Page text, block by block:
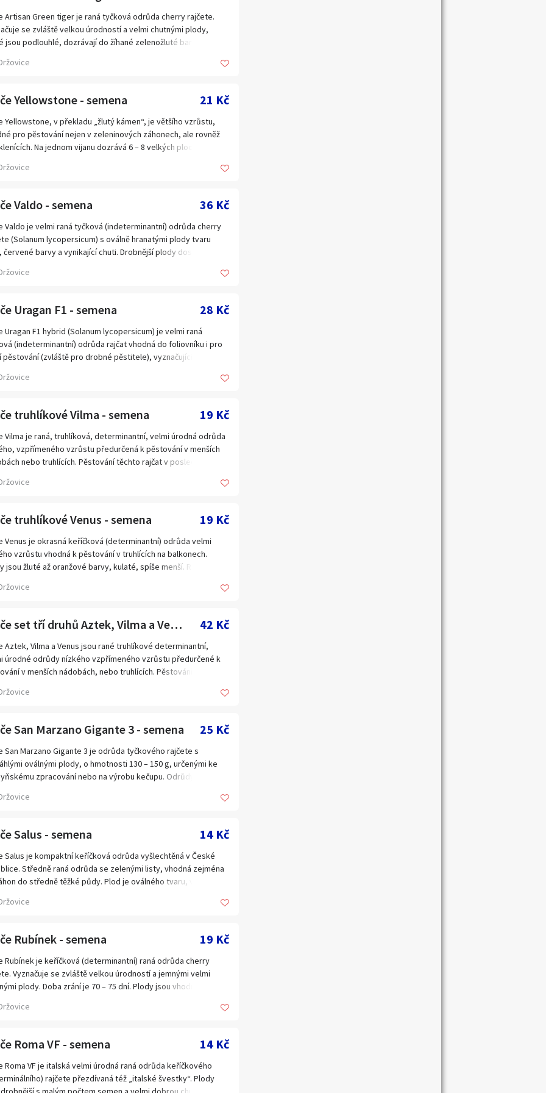
Artisan Green tiger je raná tyčková odrůda cherry rajčete.
se zvláště velkou úrodností a velmi chutnými plody,
jsou podlouhlé, dozrávají do žíhané zelenožluté barvy, dužina
je vynikající, šťavnatá, sladkokyselá. Doba zrání je 70 až 75
tak i ve sklenících. Plody jsou vhodné k přímé konzumaci
do salátů, na studené mísy. Balení obsahuje 10 semen za
Semena – neoseeds
Yellowstone - semena 21 Kč
Yellowstone, v překladu „žlutý kámen“, je většího vzrůstu,
pro pěstování nejen v zeleninových záhonech, ale rovněž
Na jednom vijanu dozrává 6 – 8 velkých plodů jasně
sendvičů, do omáček, kečupů a do všech italských
obsahuje 30 semen za 21 Kč. Semena – neoseeds
Valdo - semena 36 Kč
Valdo je velmi raná tyčková (indeterminantní) odrůda cherry
(Solanum lycopersicum) s oválně hranatými plody tvaru
červené barvy a vynikající chuti. Drobnější plody dosahují
je řídké, rajče je vhodné pro skleníky, fóliovníky i na pole.
1 x týdně velkou dávkou vody. Při rychlení intenzivně
Použití: Vhodné pro přímý konzum i krátkodobé
Balení obsahuje 10 semen za 36 Kč. Semena –
Uragan F1 - semena 28 Kč
Uragan F1 hybrid (Solanum lycopersicum) je velmi raná
(indeterminantní) odrůda rajčat vhodná do foliovníku i pro
pěstování (zvláště pro drobné pěstitele), vyznačující se
konzumu, do salátů, na přízdobu pokrmů i na
– neoseeds
truhlíkové Vilma - semena 19 Kč
Vilma je raná, truhlíková, determinantní, velmi úrodná odrůda
vzpřímeného vzrůstu předurčená k pěstování v menších
nebo truhlících. Pěstování těchto rajčat v poslední době
nebo na přízdobu pokrmů a do salátů. Celkově rostlina
radost dětí a také je do pěstování i sklizně na balkonech
Plody jsou menší, kulaté, dosahující hmotnosti 15 – 20g,
do jasně červené barvy. Doba zrání 70 – 75 dní. Balení
20 semen za 19 Kč. Semena – neoseeds
truhlíkové Venus - semena 19 Kč
Venus je okrasná keříčková (determinantní) odrůda velmi
vzrůstu vhodná k pěstování v truhlících na balkonech.
jsou žluté až oranžové barvy, kulaté, spíše menší. Rostlina
mísy, do salátů i na nakládání. Plody jsou menší cca 15
– neoseeds
Rajče set tří druhů Aztek, Vilma a Venus - semena 42 Kč
Aztek, Vilma a Venus jsou rané truhlíkové determinantní,
úrodné odrůdy nízkého vzpřímeného vzrůstu předurčené k
v menších nádobách, nebo truhlících. Pěstování těchto
vhodné k přímé konzumaci, nebo na přízdobu pokrmů a do
můžeme pěstovat pro radost dětí a také je do pěstování a
na balkonech zapojit. Balení obsahuje 3x20 semen za 42 Kč.
– neoseeds
San Marzano Gigante 3 - semena 25 Kč
San Marzano Gigante 3 je odrůda tyčkového rajčete s
oválnými plody, o hmotnosti 130 – 150 g, určenými ke
zpracování nebo na výrobu kečupu. Odrůdy typu San
Je rezistentní k chorobám Verticilium a Fusarium
Salus - semena 14 Kč
Salus je kompaktní keříčková odrůda vyšlechtěná v České
Středně raná odrůda se zelenými listy, vhodná zejména
do středně těžké půdy. Plod je oválného tvaru, v době
se jak k přímé spotřebě, tak k výrobě kečupů, šťáv apod.
Balení obsahuje 30 semen za 14 Kč. Semena – neoseeds
Rubínek - semena 19 Kč
Rubínek je keříčková (determinantní) raná odrůda cherry
Vyznačuje se zvláště velkou úrodností a jemnými velmi
plody. Doba zrání je 70 – 75 dní. Plody jsou vhodné jak k
kulaté, dozrávající do jasně červené barvy a dosahující
za 19 Kč. Semena – neoseeds
Roma VF - semena 14 Kč
Roma VF je italská velmi úrodná raná odrůda keříčkového
rajčete přezdívaná též „italské švestky“. Plody